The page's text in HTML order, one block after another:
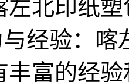
左北印纸
经验：
丰富的经